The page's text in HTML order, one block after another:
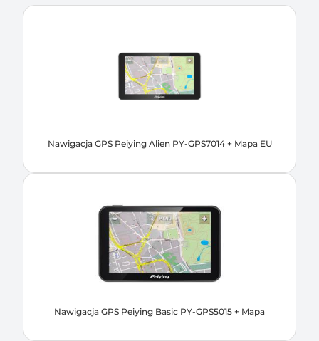
Nawigacja GPS Peiying Alien PY-GPS7014 + Mapa EU
Nawigacja GPS Peiying Basic PY-GPS5015 + Mapa